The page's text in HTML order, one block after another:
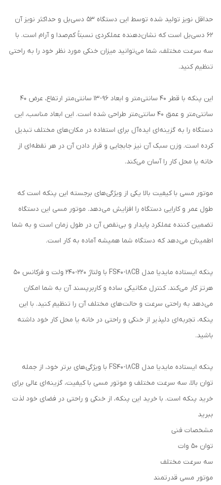
حداقل نویز تولید شده توسط این دستگاه 53 دسی‌بل و حداکثر نویز آن
62 دسی‌بل است که نشان‌دهنده عملکردی نسبتاً کم‌صدا و آرام است. با
سه سرعت مختلف، شما می‌توانید میزان خنکی مورد نظر خود را به راحتی
تنظیم کنید.
این پنکه با قطر 40 سانتی‌متر و ابعاد 96-13 سانتی‌متر ارتفاع، عرض 40
سانتی‌متر و عمق 40 سانتی‌متر طراحی شده است. این ابعاد مناسب، این
دستگاه را به گزینه‌ای ایده‌آل برای استفاده در مکان‌های مختلف تبدیل
کرده است. وزن سبک آن نیز جابجایی و قرار دادن آن در هر نقطه‌ای از
خانه یا محل کار را آسان می‌کند.
موتور مسی با کیفیت بالا یکی از ویژگی‌های برجسته این پنکه است که
طول عمر و کارایی دستگاه را افزایش می‌دهد. موتور مسی این دستگاه
تضمین کننده عملکرد پایدار و بی‌نقص آن در طول زمان است و به شما
اطمینان می‌دهد که دستگاه شما همیشه آماده به کار است.
پنکه ایستاده مایدیا مدل FS40-18CB با ولتاژ 220-240 ولت و فرکانس 50
هرتز کار می‌کند. کنترل مکانیکی ساده و کاربرپسند آن به شما امکان
می‌دهد به راحتی سرعت و حالت‌های مختلف آن را تنظیم کنید. با این
پنکه، تجربه‌ای دلپذیر از خنکی و راحتی در خانه یا محل کار خود داشته
باشید.
پنکه ایستاده مایدیا مدل FS40-18CB با ویژگی‌های برتر خود، از جمله
توان بالا، سه سرعت مختلف و موتور مسی با کیفیت، گزینه‌ای عالی برای
خرید پنکه است. با خرید این پنکه، از خنکی و راحتی در فضای خود لذت
ببرید
مشخصات فنی
توان 50 وات
سه سرعت مختلف
موتور مسی قدرتمند